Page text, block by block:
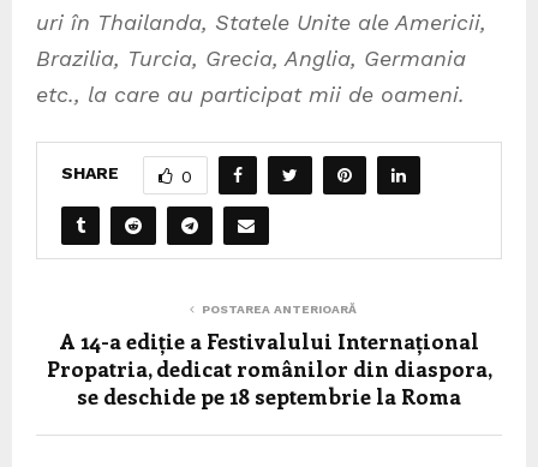
uri în Thailanda, Statele Unite ale Americii,
Brazilia, Turcia, Grecia, Anglia, Germania
etc., la care au participat mii de oameni.
SHARE 0
POSTAREA ANTERIOARĂ
A 14-a ediție a Festivalului Internațional
Propatria, dedicat românilor din diaspora,
se deschide pe 18 septembrie la Roma